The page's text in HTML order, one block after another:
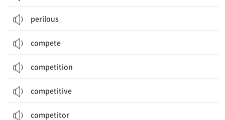
perilous
compete
competition
competitive
competitor